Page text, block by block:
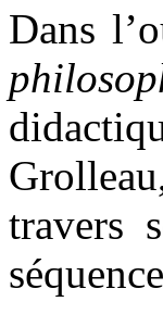
Dans
travers